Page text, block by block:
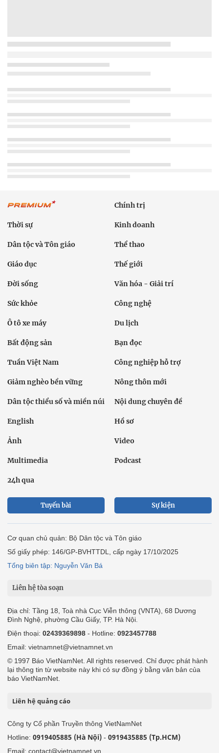
Chính trị
Thời sự Kinh doanh
Dân tộc và Tôn giáo Thể thao
Giáo dục Thế giới
Đời sống Văn hóa - Giải trí
Sức khỏe Công nghệ
Ô tô xe máy Du lịch
Bất động sản Bạn đọc
Tuần Việt Nam Công nghiệp hỗ trợ
Giảm nghèo bền vững Nông thôn mới
Dân tộc thiểu số và miền núi Nội dung chuyên đề
English Hồ sơ
Ảnh Video
Multimedia Podcast
24h qua
Tuyến bài Sự kiện
Cơ quan chủ quản: Bộ Dân tộc và Tôn giáo
Số giấy phép: 146/GP-BVHTTDL, cấp ngày 17/10/2025
Tổng biên tập: Nguyễn Văn Bá
Liên hệ tòa soạn
Địa chỉ: Tầng 18, Toà nhà Cục Viễn thông (VNTA), 68 Dương
Đình Nghệ, phường Cầu Giấy, TP. Hà Nội.
Điện thoại: 02439369898 - Hotline: 0923457788
Email: vietnamnet@vietnamnet.vn
© 1997 Báo VietNamNet. All rights reserved. Chỉ được phát hành
lại thông tin từ website này khi có sự đồng ý bằng văn bản của
báo VietNamNet.
Liên hệ quảng cáo
Công ty Cổ phần Truyền thông VietNamNet
Hotline: 0919405885 (Hà Nội) - 0919435885 (Tp.HCM)
Email: contact@vietnamnet.vn